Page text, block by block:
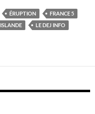
ÉRUPTION
FRANCE 5
ISLANDE
LE DEJ INFO